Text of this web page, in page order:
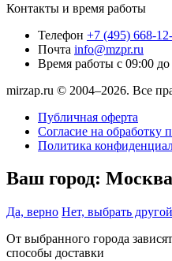
Контакты и время работы
Телефон +7 (495) 668-
Почта info@mzpr.ru
Время работы с 09:00
mirzap.ru © 2004–2026. Все
Публичная оферта
Согласие на обработку
Политика
Ваш город:
Да, верно Нет, выбрать
От выбранного города
способы доставки